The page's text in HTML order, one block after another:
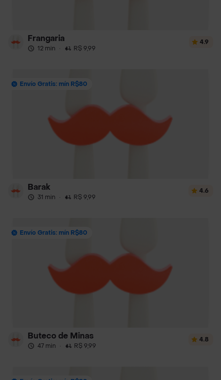
Frangaria
12 min · R$ 9,99
4.9
Envío Gratis: mín R$80
Barak
31 min · R$ 9,99
4.6
Envío Gratis: mín R$80
Buteco de Minas
47 min · R$ 9,99
4.8